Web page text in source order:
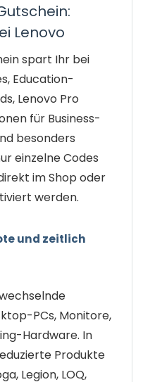
Lenovo
spart Ihr bei
Education-
Lenovo Pro
für Business-
besonders
einzelne Codes
im Shop oder
werden.
und zeitlich
PCs, Monitore,
Hardware. In
Produkte
Legion, LOQ,